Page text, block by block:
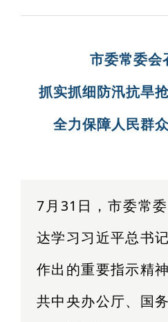
市委常委会
抓实抓细防汛抗旱
全力保障人民群
7月31日，市委常
达学习习近平总书
作出的重要指示精
共中央办公厅、国